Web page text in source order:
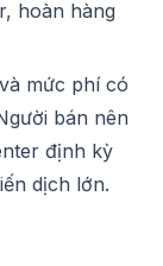
hoàn hàng
mức phí có
bán nên
định kỳ
dịch lớn.